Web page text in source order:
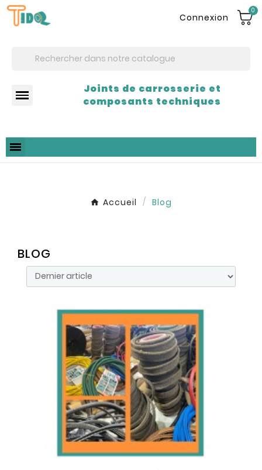
Connexion
0
Joints de carrosserie et
composants techniques
Accueil Blog
BLOG